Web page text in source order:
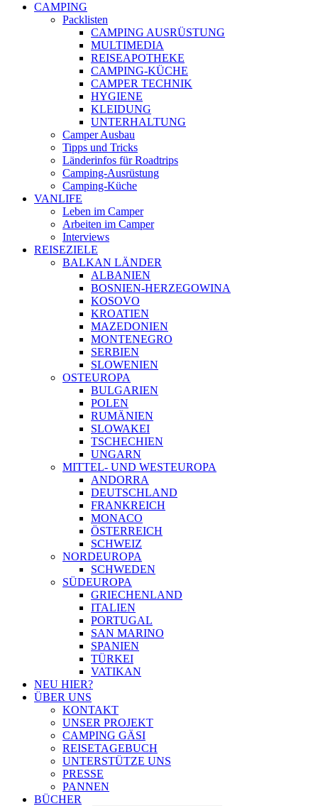
CAMPING
Packlisten
CAMPING AUSRÜSTUNG
MULTIMEDIA
REISEAPOTHEKE
CAMPING-KÜCHE
CAMPER TECHNIK
HYGIENE
KLEIDUNG
UNTERHALTUNG
Camper Ausbau
Tipps und Tricks
Länderinfos für Roadtrips
Camping-Ausrüstung
Camping-Küche
VANLIFE
Leben im Camper
Arbeiten im Camper
Interviews
REISEZIELE
BALKAN LÄNDER
ALBANIEN
BOSNIEN-HERZEGOWINA
KOSOVO
KROATIEN
MAZEDONIEN
MONTENEGRO
SERBIEN
SLOWENIEN
OSTEUROPA
BULGARIEN
POLEN
RUMÄNIEN
SLOWAKEI
TSCHECHIEN
UNGARN
MITTEL- UND WESTEUROPA
ANDORRA
DEUTSCHLAND
FRANKREICH
MONACO
ÖSTERREICH
SCHWEIZ
NORDEUROPA
SCHWEDEN
SÜDEUROPA
GRIECHENLAND
ITALIEN
PORTUGAL
SAN MARINO
SPANIEN
TÜRKEI
VATIKAN
NEU HIER?
ÜBER UNS
KONTAKT
UNSER PROJEKT
CAMPING GÄSI
REISETAGEBUCH
UNTERSTÜTZE UNS
PRESSE
PANNEN
BÜCHER